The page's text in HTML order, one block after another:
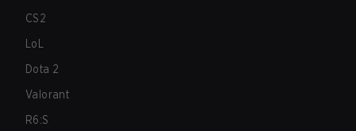
CS2
LoL
Dota 2
Valorant
R6:S